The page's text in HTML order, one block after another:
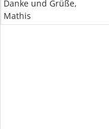
Danke und Grüße,
Mathis